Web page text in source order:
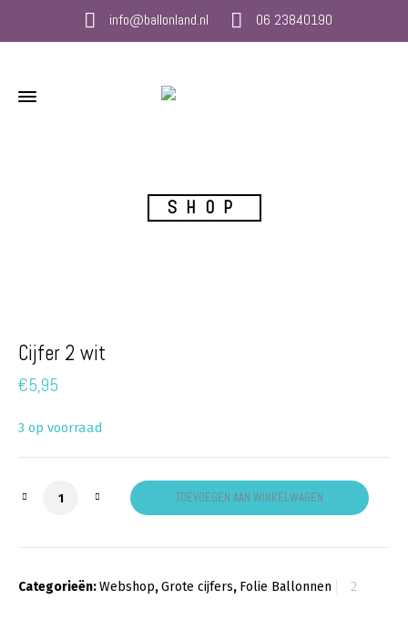
info@ballonland.nl 06 23840190
SHOP
Cijfer 2 wit
€5,95
3 op voorraad
Cijfer 2 wit aantal TOEVOEGEN AAN WINKELWAGEN
Categorieën:Webshop,Grote cijfers, Folie Ballonnen